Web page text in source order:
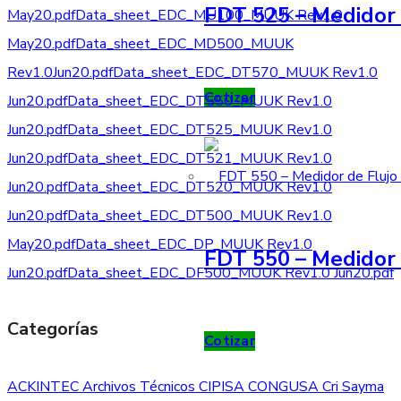
FDT 525 –
Cotizar
FDT 550 –
Cotizar
May20.pdfData_sheet_EDC_MU100_MUUK Rev1.0
May20.pdfData_sheet_EDC_MD500_MUUK
Rev1.0Jun20.pdfData_sheet_EDC_DT570_MUUK Rev1.0
Jun20.pdfData_sheet_EDC_DT550_MUUK Rev1.0
Jun20.pdfData_sheet_EDC_DT525_MUUK Rev1.0
Jun20.pdfData_sheet_EDC_DT521_MUUK Rev1.0
Jun20.pdfData_sheet_EDC_DT520_MUUK Rev1.0
Jun20.pdfData_sheet_EDC_DT500_MUUK Rev1.0
May20.pdfData_sheet_EDC_DP_MUUK Rev1.0
Jun20.pdfData_sheet_EDC_DF500_MUUK Rev1.0 Jun20.pdf
Categorías
ACKINTECArchivos Técnicos CIPISACONGUSACri Sayma